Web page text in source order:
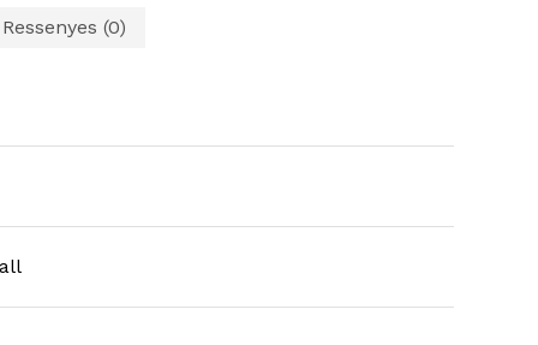
Ressenyes (0)